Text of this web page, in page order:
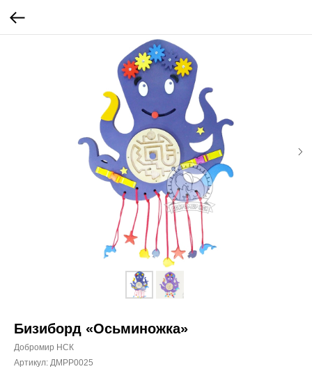
Бизиборд «Осьминожка»
Добромир НСК
Артикул: ДМРР0025